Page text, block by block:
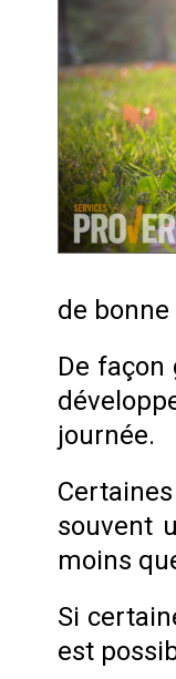
de
De façon
journée.
souvent
moins
Si
est